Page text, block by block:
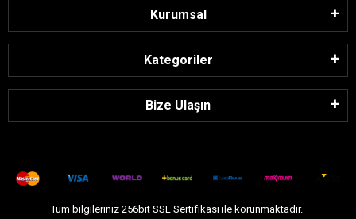
Kurumsal
Kategoriler
Bize Ulaşın
Tüm bilgileriniz 256bit SSL Sertifikası ile korunmaktadır.